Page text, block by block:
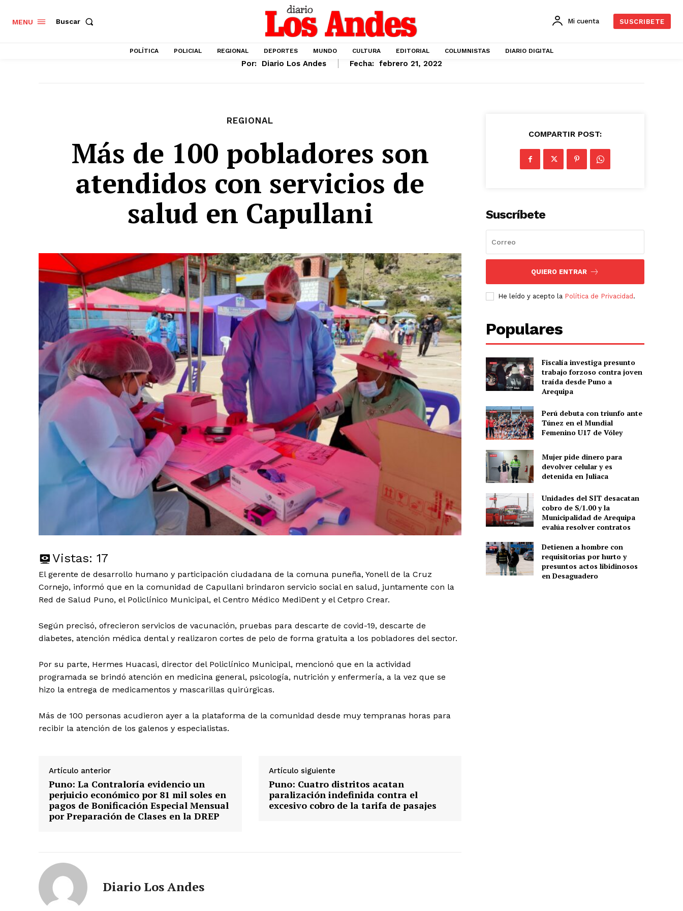
Nosotros
Contacto
Prensa
MENU Buscar Mi cuenta SUSCRIBETE
POLÍTICA POLICIAL REGIONAL DEPORTES MUNDO CULTURA EDITORIAL COLUMNISTAS DIARIO DIGITAL
Por: Diario Los Andes Fecha: febrero 21, 2022
REGIONAL
Más de 100 pobladores son
atendidos con servicios de
salud en Capullani
Vistas: 17
El gerente de desarrollo humano y participación ciudadana de la comuna puneña, Yonell de la Cruz
Cornejo, informó que en la comunidad de Capullani brindaron servicio social en salud, juntamente con la
Red de Salud Puno, el Policlínico Municipal, el Centro Médico MediDent y el Cetpro Crear.
Según precisó, ofrecieron servicios de vacunación, pruebas para descarte de covid-19, descarte de
diabetes, atención médica dental y realizaron cortes de pelo de forma gratuita a los pobladores del sector.
Por su parte, Hermes Huacasi, director del Policlínico Municipal, mencionó que en la actividad
programada se brindó atención en medicina general, psicología, nutrición y enfermería, a la vez que se
hizo la entrega de medicamentos y mascarillas quirúrgicas.
Más de 100 personas acudieron ayer a la plataforma de la comunidad desde muy tempranas horas para
recibir la atención de los galenos y especialistas.
Artículo anterior
Puno: La Contraloría evidencio un
perjuicio económico por 81 mil soles en
pagos de Bonificación Especial Mensual
por Preparación de Clases en la DREP
Artículo siguiente
Puno: Cuatro distritos acatan
paralización indefinida contra el
excesivo cobro de la tarifa de pasajes
Diario Los Andes
COMPARTIR POST:
Suscríbete
QUIERO ENTRAR
He leído y acepto la Política de Privacidad .
Populares
Fiscalía investiga presunto
trabajo forzoso contra joven
traída desde Puno a
Arequipa
Perú debuta con triunfo ante
Túnez en el Mundial
Femenino U17 de Vóley
Mujer pide dinero para
devolver celular y es
detenida en Juliaca
Unidades del SIT desacatan
cobro de S/1.00 y la
Municipalidad de Arequipa
evalúa resolver contratos
Detienen a hombre con
requisitorias por hurto y
presuntos actos libidinosos
en Desaguadero